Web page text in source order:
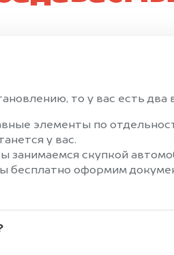
то у вас есть два
элементы по
у вас.
скупкой
бесплатно оформим